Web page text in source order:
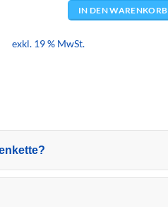
IN DEN WARENKORB
exkl. 19 % MwSt.